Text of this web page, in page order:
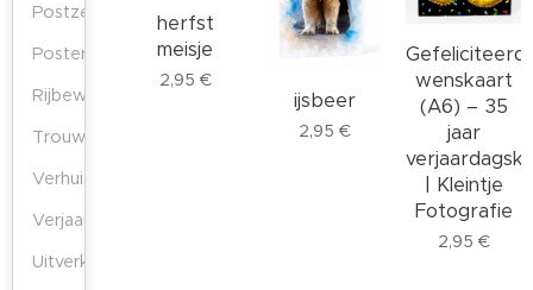
Postzegels
Poster
Rijbewijs‑kaarten
Trouwkaarten
Verhuiskaarten
Verjaardagskaarten
Uitverkoop
herfst
meisje
2,95 €
ijsbeer
2,95 €
Gefeliciteerd
wenskaart
(A6) – 35
jaar
| Kleintje
Fotografie
2,95 €